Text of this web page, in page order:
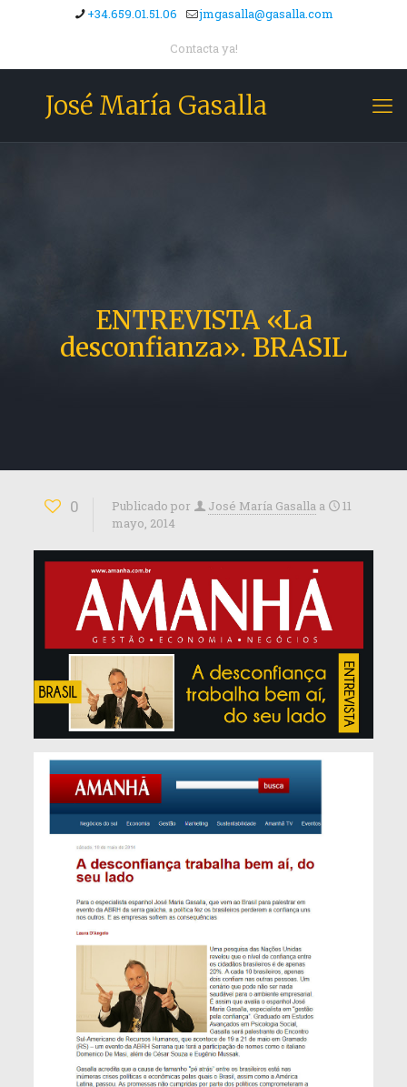
+34.659.01.51.06 jmgasalla@gasalla.com
Contacta ya!
José María Gasalla
ENTREVISTA «La
desconfianza». BRASIL
0 Publicado por José María Gasalla a
11
mayo, 2014